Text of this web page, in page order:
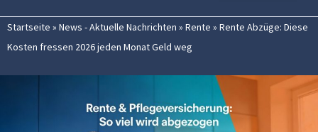
Startseite » News - Aktuelle Nachrichten » Rente » Rente Abzüge: Diese
Kosten fressen 2026 jeden Monat Geld weg